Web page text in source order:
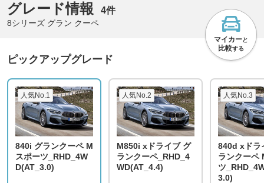
グレード情報 4件
8シリーズ グラン クーペ
マイカーと
比較する
ピックアップグレード
人気No.1
840i グランクーペ M
スポーツ_RHD_4W
D(AT_3.0)
人気No.2
M850i xドライブ グ
ランクーペ_RHD_4
WD(AT_4.4)
人気No.3
840d xドラ
ランクーペ
ツ
3.0)